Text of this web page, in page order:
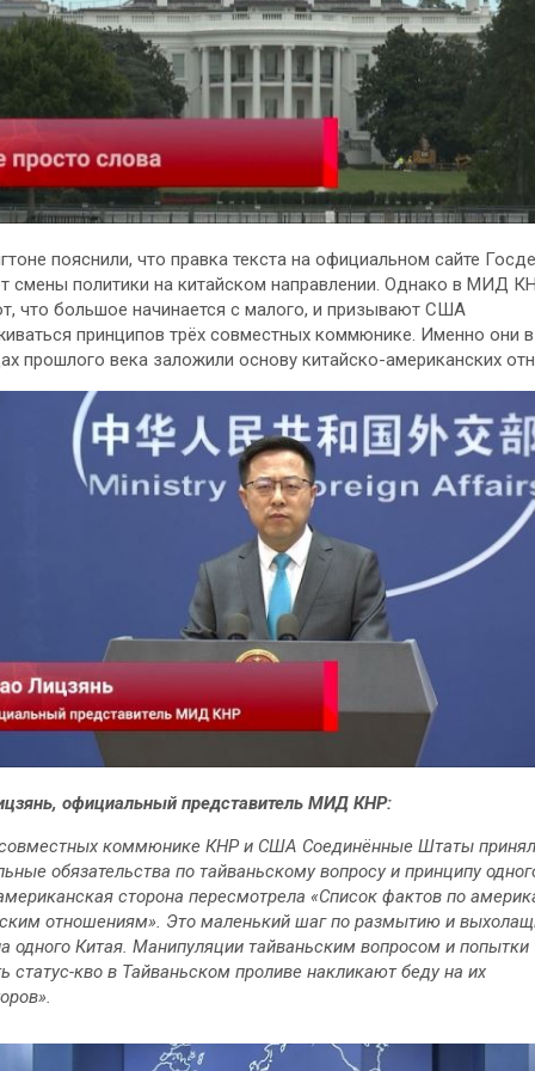
пояснили, что правка текста на официальном сайте
смены политики на китайском направлении. Однако в МИД
что большое начинается с малого, и призывают США
принципов трёх совместных коммюнике. Именно они
прошлого века заложили основу китайско-американских
официальный представитель МИД КНР:
совместных коммюнике КНР и США Соединённые Штаты
обязательства по тайваньскому вопросу и принципу
сторона пересмотрела «Список фактов по
отношениям». Это маленький шаг по размытию и
одного Китая. Манипуляции тайваньским вопросом и попытки
статус-кво в Тайваньском проливе накликают беду на их